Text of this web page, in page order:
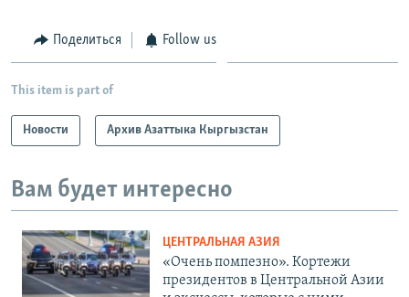
Поделиться Follow us
This item is part of
Новости Архив Азаттыка Кыргызстан
Вам будет интересно
ЦЕНТРАЛЬНАЯ АЗИЯ
«Очень помпезно». Кортежи
президентов в Центральной Азии